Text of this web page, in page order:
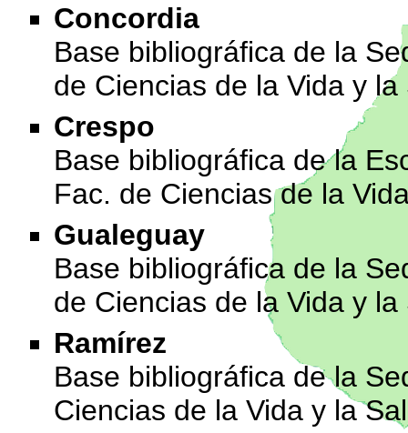
Concordia
Base bibliográfica de la
de Ciencias de la Vida y la
Crespo
Base bibliográfica de la
Fac. de Ciencias de la
Gualeguay
Base bibliográfica de la
de Ciencias de la Vida y la
Ramírez
Base bibliográfica de la
Ciencias de la Vida y la